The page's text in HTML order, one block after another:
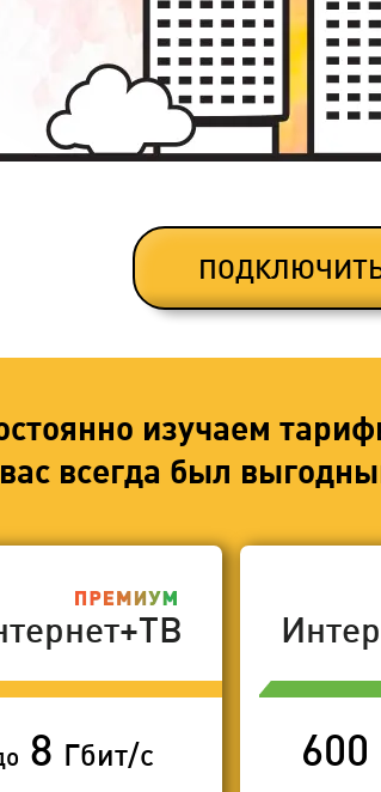
изучаем
всегда был
8 Гбит/с 600